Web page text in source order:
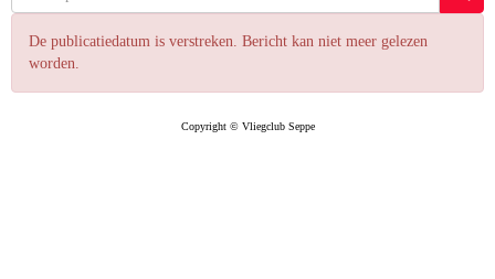
De publicatiedatum is verstreken. Bericht kan niet meer gelezen
worden.
Copyright © Vliegclub Seppe